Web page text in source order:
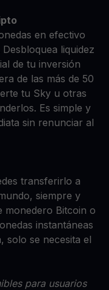
en efectivo
liquidez
de tu inversión
de las más de 50
tu Sky u otras
Es simple y
sin renunciar al
transferirlo a
siempre y
monedero Bitcoin o
instantáneas
solo se necesita el
para usuarios